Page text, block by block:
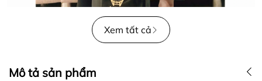
Xem tất cả
Mô tả sản phẩm